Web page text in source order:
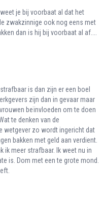
je bij voorbaat al dat het
zwakzinnige ook nog eens met
dan is hij bij voorbaat al af....
is dan zijn er een boel
zijn dan in gevaar maar
beïnvloeden om te doen
te denken van de
wetgever zo wordt ingericht dat
bakken met geld aan verdient.
ik meer strafbaar. Ik weet nu in
is. Dom met een te grote mond.